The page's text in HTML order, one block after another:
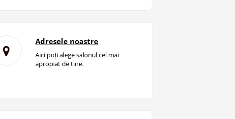
Adresele noastre
Aici poți alege salonul cel mai
apropiat de tine.